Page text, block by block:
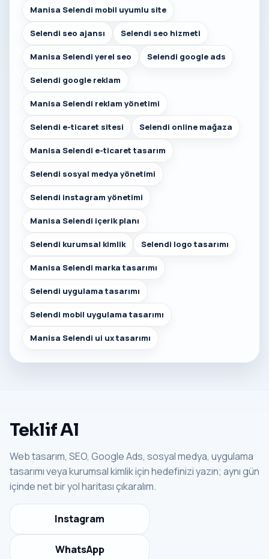
Manisa Selendi mobil uyumlu site
Selendi seo ajansı Selendi seo hizmeti
Manisa Selendi yerel seo Selendi google ads
Selendi google reklam
Manisa Selendi reklam yönetimi
Selendi e-ticaret sitesi Selendi online mağaza
Manisa Selendi e-ticaret tasarım
Selendi sosyal medya yönetimi
Selendi instagram yönetimi
Manisa Selendi içerik planı
Selendi kurumsal kimlik Selendi logo tasarımı
Manisa Selendi marka tasarımı
Selendi uygulama tasarımı
Selendi mobil uygulama tasarımı
Manisa Selendi ui ux tasarımı
Teklif Al
Web tasarım, SEO, Google Ads, sosyal medya, uygulama
tasarımı veya kurumsal kimlik için hedefinizi yazın; aynı gün
içinde net bir yol haritası çıkaralım.
Instagram
WhatsApp